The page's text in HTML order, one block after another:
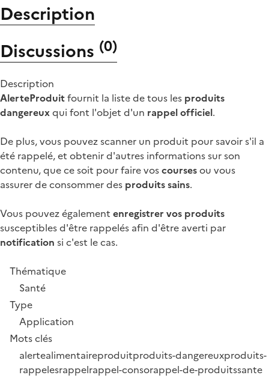
Description
Discussions (0)
Description
AlerteProduitfournit la liste de tous les produits
dangereuxqui font l'objet d'un rappel officiel.
De plus, vous pouvez scanner un produit pour savoir s'il a
été rappelé, et obtenir d'autres informations sur son
contenu, que ce soit pour faire voscoursesou vous
assurer de consommer des produits sains.
Vous pouvez également enregistrer vos produits
susceptibles d'être rappelés afin d'être averti par
notification si c'est le cas.
Thématique
Santé
Type
Application
Mots clés
alertealimentaireproduitproduits-dangereuxproduits-
rappelesrappelrappel-consorappel-de-produitssante